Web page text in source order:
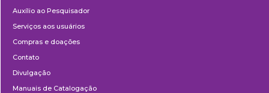
Auxílio ao Pesquisador
Serviços aos usuários
Compras e doações
Contato
Divulgação
Manuais de Catalogação